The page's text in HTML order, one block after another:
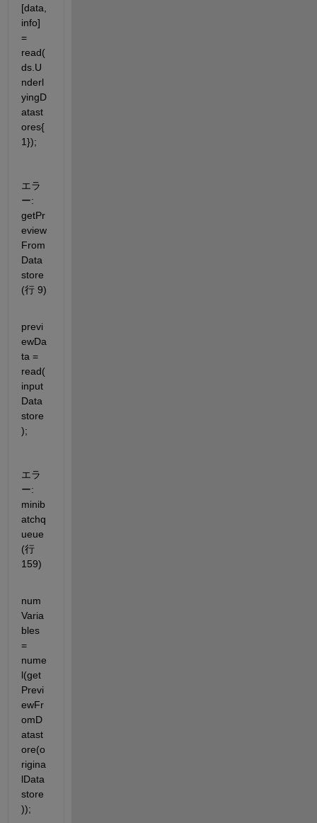
[data,
info]
=
read(
ds.U
nderl
yingD
atast
ores{
1});
エラ
ー:
getPr
eview
From
Data
store
(行 9)
previ
ewDa
ta =
read(
input
Data
store
);
エラ
ー:
minib
atchq
ueue
(行
159)
num
Varia
bles
=
nume
l(get
Previ
ewFr
omD
atast
ore(o
rigina
lData
store
));